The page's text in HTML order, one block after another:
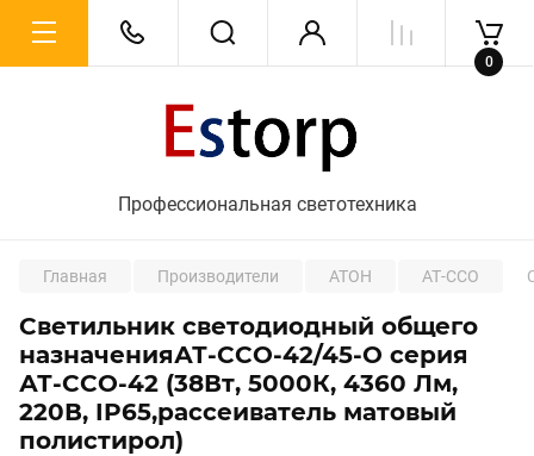
Профессиональная светотехника
0
Главная Производители АТОН АТ-ССО
Светильник светодиодный общего
назначенияАТ-ССО-42/45-О серия
АТ-ССО-42 (38Вт, 5000К, 4360 Лм,
220В, IP65,рассеиватель матовый
полистирол)